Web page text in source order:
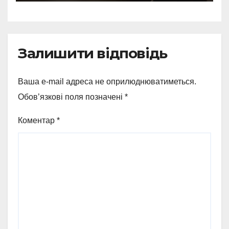
Залишити відповідь
Ваша e-mail адреса не оприлюднюватиметься.
Обов’язкові поля позначені *
Коментар *